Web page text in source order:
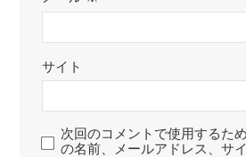
サイト
次回のコメントで使用するた
の名前、メールアドレス、サ